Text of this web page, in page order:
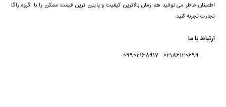
اطمینان خاطر می توانید هم زمان بالاترین کیفیت و پایین ترین قیمت ممکن را با گروه راگا
تجارت تجربه کنید.
ارتباط با ما
02186120699 - 09902168917